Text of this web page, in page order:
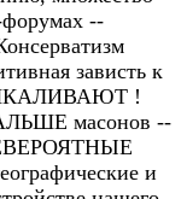
--
зависть к
!
масонов --
и